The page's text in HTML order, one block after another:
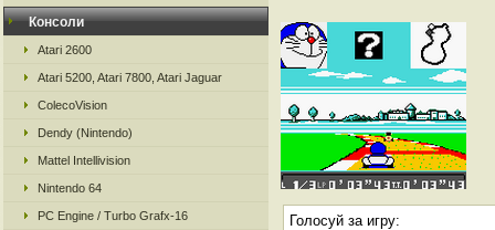
Консоли
Atari 2600
Atari 5200, Atari 7800, Atari Jaguar
ColecoVision
Dendy (Nintendo)
Mattel Intellivision
Nintendo 64
PC Engine / Turbo Grafx-16 Голосуй за игру: